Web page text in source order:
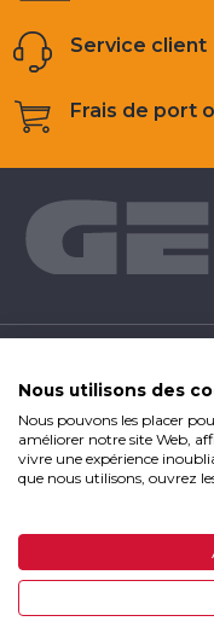
Service client
Frais de port
INFOS UTILES
GEFIX Group 2019
légales
Nous utilisons des
Nous pouvons les placer
améliorer notre site Web,
vivre une expérience
que nous utilisons, ouvrez